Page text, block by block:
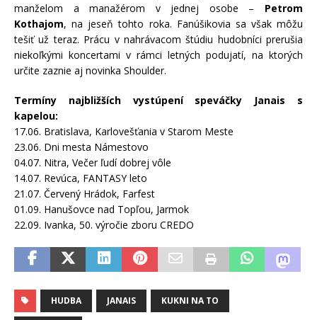
manželom a manažérom v jednej osobe – Petrom
Kothajom, na jeseň tohto roka. Fanúšikovia sa však môžu
tešiť už teraz. Prácu v nahrávacomštúdiu hudobníci prerušia
niekoľkými koncertami v rámci letných podujatí, na ktorých
určite zaznie aj novinka Shoulder.
Termíny najbližších vystúpení speváčky Janais s
kapelou:
17.06. Bratislava, Karlovešťania v Starom Meste
23.06. Dni mesta Námestovo
04.07. Nitra, Večer ľudí dobrej vôle
14.07. Revúca, FANTASY leto
21.07. Červený Hrádok, Farfest
01.09. Hanušovce nad Topľou, Jarmok
22.09. Ivanka, 50. výročie zboru CREDO
HUDBA JANAIS KUKNI NA TO